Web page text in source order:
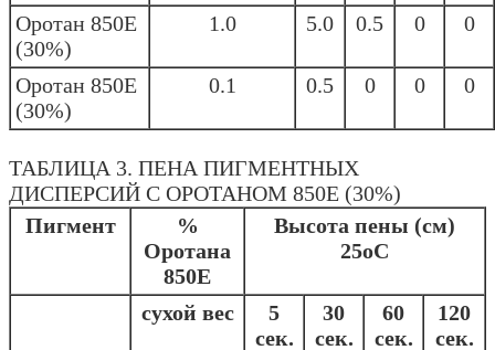
Оротан 850Е
(30%)
1.0 5.0 0.5 0 0
Оротан 850Е
(30%)
0.1 0.5 0 0 0
ТАБЛИЦА 3. ПЕНА ПИГМЕНТНЫХ
ДИСПЕРСИЙ С ОРОТАНОМ 850Е (30%)
Пигмент
%
Оротана
850Е
Высота пены (см)
25оС
сухой вес
5
сек.
30
сек.
60
сек.
120
сек.